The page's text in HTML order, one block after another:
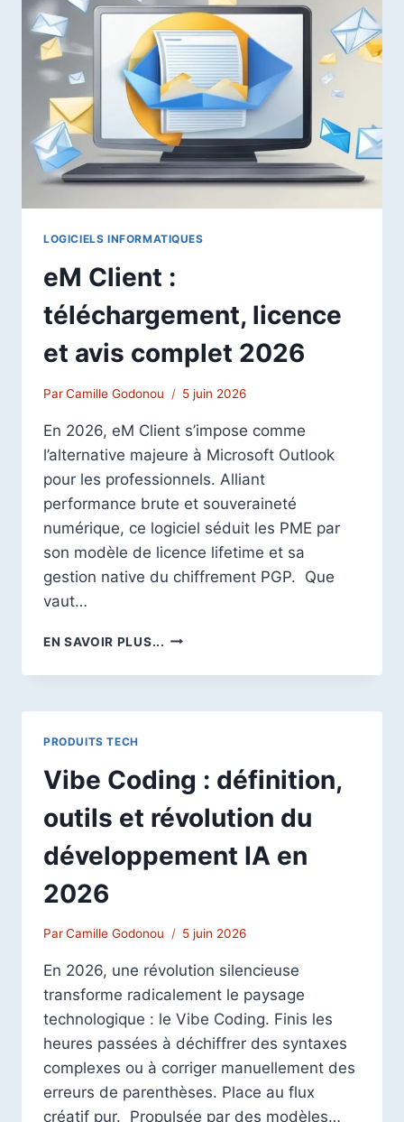
IL
UN
CODE
DE
RÉDUCTION
EN
2026
?
LOGICIELS INFORMATIQUES
eM Client :
téléchargement, licence
et avis complet 2026
ParCamille Godonou 5 juin 2026
En 2026, eM Client s’impose comme
l’alternative majeure à Microsoft Outlook
pour les professionnels. Alliant
performance brute et souveraineté
numérique, ce logiciel séduit les PME par
son modèle de licence lifetime et sa
gestion native du chiffrement PGP. Que
vaut…
EN SAVOIR PLUS... EM
:
LICENCE
COMPLET
2026
PRODUITS TECH
Vibe Coding : définition,
outils et révolution du
développement IA en
2026
ParCamille Godonou 5 juin 2026
En 2026, une révolution silencieuse
transforme radicalement le paysage
technologique : le Vibe Coding. Finis les
heures passées à déchiffrer des syntaxes
complexes ou à corriger manuellement des
erreurs de parenthèses. Place au flux
créatif pur. Propulsée par des modèles…